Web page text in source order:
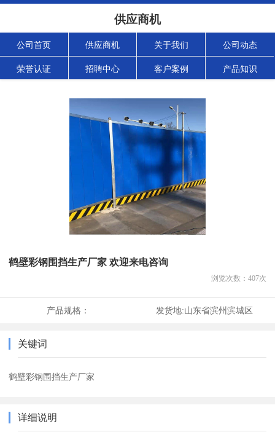
供应商机
公司首页 供应商机 关于我们 公司动态
荣誉认证 招聘中心 客户案例 产品知识
鹤壁彩钢围挡生产厂家 欢迎来电咨询
浏览次数： 407次
产品规格： 发货地:山东省滨州滨城区
关键词
鹤壁彩钢围挡生产厂家
详细说明